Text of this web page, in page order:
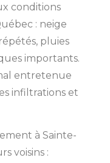
conditions
: neige
pluies
importants.
entretenue
infiltrations et
à Sainte-
voisins :